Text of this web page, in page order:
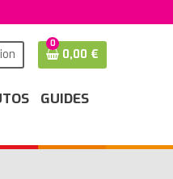
0
0,00 €
GUIDES